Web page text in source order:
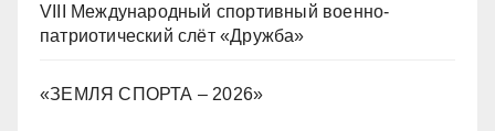
VIII Международный спортивный военно-
патриотический слёт «Дружба»
«ЗЕМЛЯ СПОРТА – 2026»